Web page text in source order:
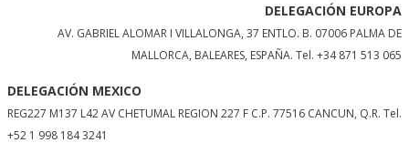
DELEGACIÓN EUROPA
AV. GABRIEL ALOMAR I VILLALONGA, 37 ENTLO. B. 07006 PALMA DE
MALLORCA, BALEARES, ESPAÑA. Tel. +34 871 513 065
DELEGACIÓN MEXICO
REG227 M137 L42 AV CHETUMAL REGION 227 F C.P. 77516 CANCUN, Q.R. Tel.
+52 1 998 184 3241